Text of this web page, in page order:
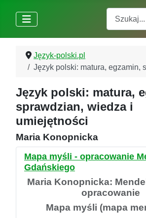
Język-polski.pl
Język polski: matura, egzamin,
Język polski: matura,
sprawdzian, wiedza i
umiejętności
Maria Konopnicka
Mapa myśli - opracowanie
Gdańskiego
Maria Konopnicka:
opracowanie
Mapa myśli (mapa